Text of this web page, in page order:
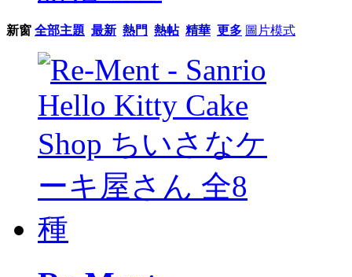
新窗 全部主題 最新 熱門 熱帖 精華 更多 圖片模式